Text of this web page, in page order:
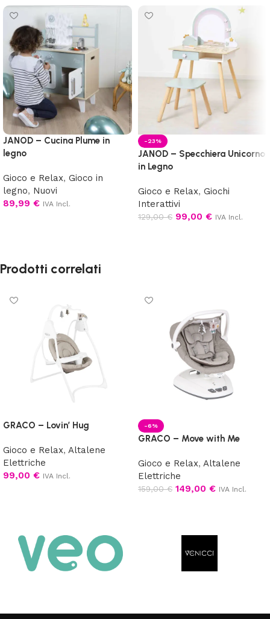
JANOD – Cucina Plume in
legno
Gioco e Relax, Gioco in
legno, Nuovi
89,99 € IVA Incl.
-23%
JANOD – Specchiera Unicorno
in Legno
Gioco e Relax, Giochi
Interattivi
129,00€ 99,00 € IVA Incl.
Prodotti correlati
GRACO – Lovin’ Hug
Gioco e Relax, Altalene
Elettriche
99,00 € IVA Incl.
-6%
GRACO – Move with Me
Gioco e Relax, Altalene
Elettriche
159,00€ 149,00 € IVA Incl.